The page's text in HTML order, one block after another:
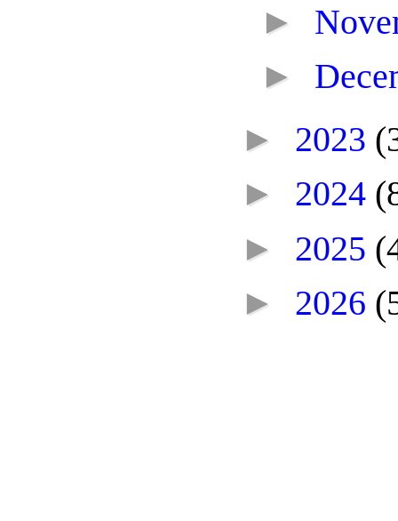
►
►
► 2023
► 2024
► 2025
► 2026